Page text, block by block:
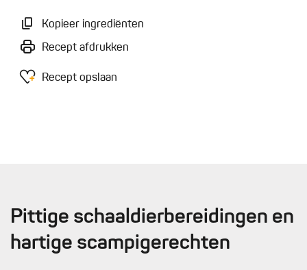
Kopieer ingrediënten
Recept afdrukken
Recept opslaan
Pittige schaaldierbereidingen en
hartige scampigerechten